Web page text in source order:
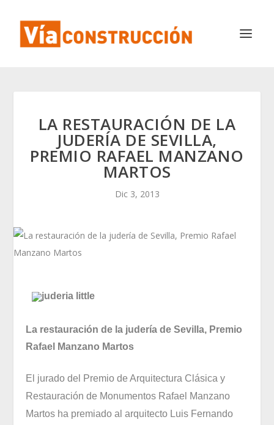
LA RESTAURACIÓN DE LA
JUDERÍA DE SEVILLA,
PREMIO RAFAEL MANZANO
MARTOS
Dic 3, 2013
La restauración de la judería de Sevilla, Premio
Rafael Manzano Martos
El jurado del Premio de Arquitectura Clásica y
Restauración de Monumentos Rafael Manzano
Martos ha premiado al arquitecto Luis Fernando